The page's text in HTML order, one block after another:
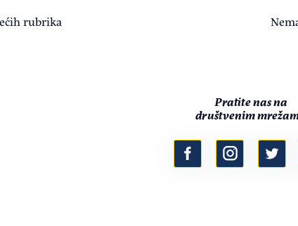
rubrika
Pratite nas na
društvenim